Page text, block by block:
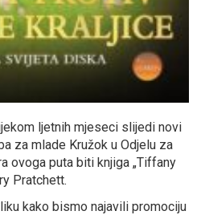
ljetnih mjeseci slijedi novi
za mlade Kružok u Odjelu za
ovoga puta biti knjiga „Tiffany
Pratchett.
kako bismo najavili promociju